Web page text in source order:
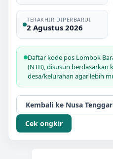
TERAKHIR DIPERBARUI
2 Agustus 2026
Daftar kode pos Lombok
(NTB), disusun berdasarkan
desa/kelurahan agar lebih
Kembali ke Nusa
Cek ongkir